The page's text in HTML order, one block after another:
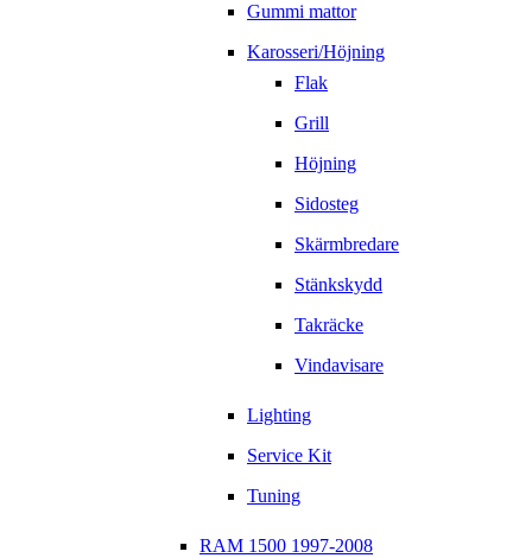
Gummi mattor
Karosseri/Höjning
Flak
Grill
Höjning
Sidosteg
Skärmbredare
Stänkskydd
Takräcke
Vindavisare
Lighting
Service Kit
Tuning
RAM 1500 1997-2008